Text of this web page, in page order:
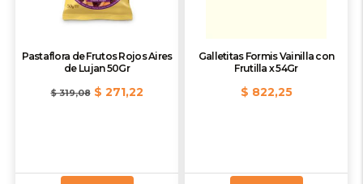
Pastaflora de Frutos Rojos Aires
de Lujan 50Gr
$ 319,08$ 271,22
Galletitas Formis Vainilla con
Frutilla x 54Gr
$ 822,25